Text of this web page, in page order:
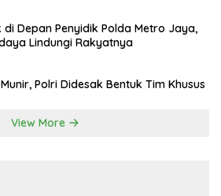
di Depan Penyidik Polda Metro Jaya,
Lindungi Rakyatnya
Polri Didesak Bentuk Tim Khusus
View More